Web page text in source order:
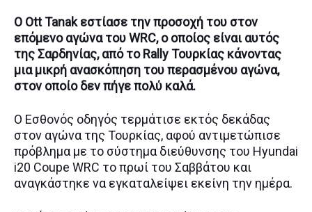
Ο Ott Tanak εστίασε την προσοχή του στον
επόμενο αγώνα του WRC, ο οποίος είναι αυτός
της Σαρδηνίας, από το Rally Τουρκίας κάνοντας
μια μικρή ανασκόπηση του περασμένου αγώνα,
στον οποίο δεν πήγε πολύ καλά.
Ο Εσθονός οδηγός τερμάτισε εκτός δεκάδας
στον αγώνα της Τουρκίας, αφού αντιμετώπισε
πρόβλημα με το σύστημα διεύθυνσης του Hyundai
i20 Coupe WRC το πρωί του Σαββάτου και
αναγκάστηκε να εγκαταλείψει εκείνη την ημέρα.